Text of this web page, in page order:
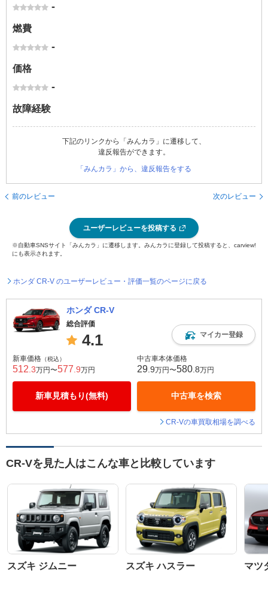
-
燃費
-
価格
-
故障経験
下記のリンクから「みんカラ」に遷移して、
違反報告ができます。
「みんカラ」から、違反報告をする
前のレビュー 次のレビュー
ユーザーレビューを投稿する
※自動車SNSサイト「みんカラ」に遷移します。みんカラに登録して投稿すると、carview!
にも表示されます。
ホンダ CR-V のユーザーレビュー・評価一覧のページに戻る
ホンダ CR-V
総合評価
4.1 マイカー登録
新車価格 （税込）
512 .3万円〜577 .9万円
新車見積もり(無料)
中古車本体価格
29 .9万円〜580 .8万円
中古車を検索
CR-Vの車買取相場を調べる
CR-Vを見た人はこんな車と比較しています
スズキ ジムニー スズキ ハスラー マツ